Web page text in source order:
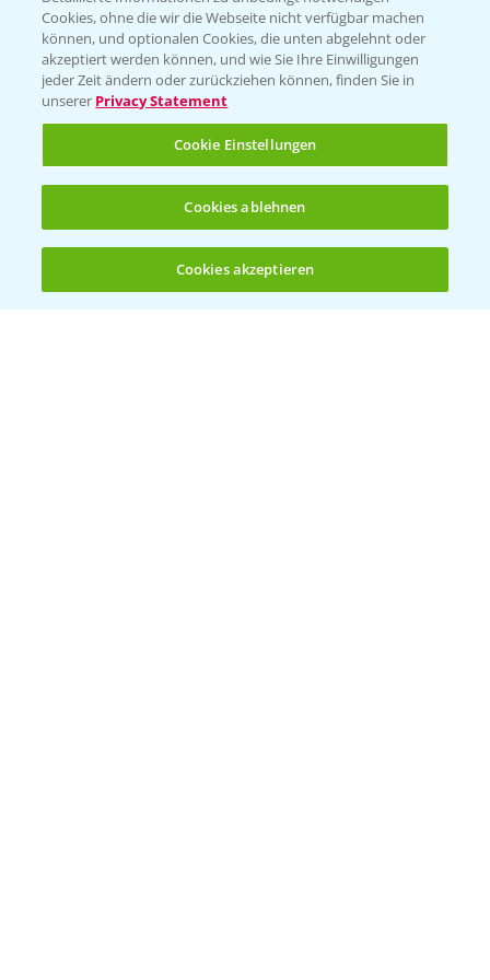
(noch 4)
PAMIRA - Packmittelrücknahme
Sammelstellen und Termine
PRE - Chemikalien sicher entsorgen
Sammelstellen und Termine
Kontakt & Notfall
Cookies, ohne die wir die Webseite nicht verfügbar machen
können, und optionalen Cookies, die unten abgelehnt oder
akzeptiert werden können, und wie Sie Ihre Einwilligungen
jeder Zeit ändern oder zurückziehen können, finden Sie in
unserer Privacy Statement
Cookie Einstellungen
Cookies ablehnen
Cookies akzeptieren